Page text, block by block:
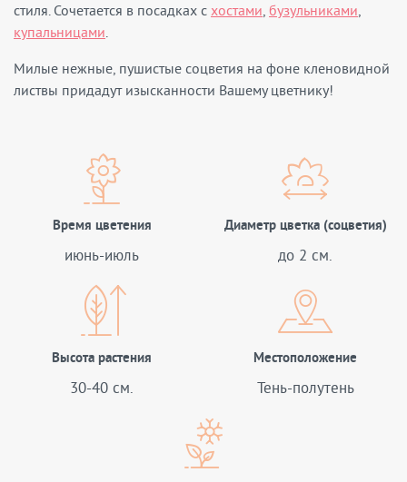
стиля. Сочетается в посадках с хостами, бузульниками,
купальницами.
Милые нежные, пушистые соцветия на фоне кленовидной
листвы придадут изысканности Вашему цветнику!
Время цветения
июнь-июль
Диаметр цветка (соцветия)
до 2 см.
Высота растения
30-40 см.
Местоположение
Тень-полутень